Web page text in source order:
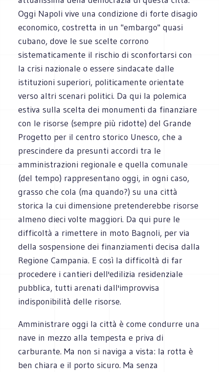
Oggi Napoli vive una condizione di forte disagio
economico, costretta in un "embargo" quasi
cubano, dove le sue scelte corrono
sistematicamente il rischio di sconfortarsi con
la crisi nazionale o essere sindacate dalle
istituzioni superiori, politicamente orientate
verso altri scenari politici. Da qui la polemica
estiva sulla scelta dei monumenti da finanziare
con le risorse (sempre più ridotte) del Grande
Progetto per il centro storico Unesco, che a
prescindere da presunti accordi tra le
amministrazioni regionale e quella comunale
(del tempo) rappresentano oggi, in ogni caso,
grasso che cola (ma quando?) su una città
storica la cui dimensione pretenderebbe risorse
almeno dieci volte maggiori. Da qui pure le
difficoltà a rimettere in moto Bagnoli, per via
della sospensione dei finanziamenti decisa dalla
Regione Campania. E così la difficoltà di far
procedere i cantieri dell'edilizia residenziale
pubblica, tutti arenati dall'improvvisa
indisponibilità delle risorse.
Amministrare oggi la città è come condurre una
nave in mezzo alla tempesta e priva di
carburante. Ma non si naviga a vista: la rotta è
ben chiara e il porto sicuro. Ma senza